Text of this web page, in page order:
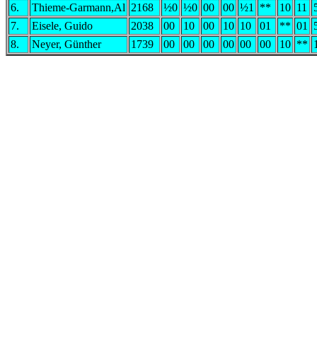
6.
Thieme-Garmann,Al 2168 ½0 ½0 00 00 ½1 ** 10 11
7.
Eisele, Guido 2038 00 10 00 10 10 01 ** 01
8.
Neyer, Günther 1739 00 00 00 00 00 00 10 **